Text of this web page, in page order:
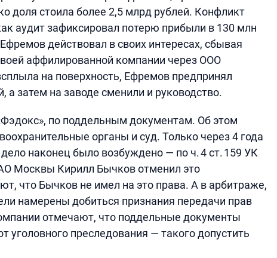
доля стоила более 2,5 млрд рублей. Конфликт
аудит зафиксировал потерю прибыли в 130 млн
действовал в своих интересах, сбывая
аффилированной компании через ООО
на поверхность, Ефремов предпринял
а затем на заводе сменили и руководство.
по поддельным документам. Об этом
органы и суд. Только через 4 года
наконец было возбуждено — по ч. 4 ст. 159 УК
Москвы Кирилл Бычков отменил это
что Бычков не имел на это права. А в арбитраже,
намерены добиться признания передачи прав
отмечают, что поддельные документы
уголовного преследования — такого допустить